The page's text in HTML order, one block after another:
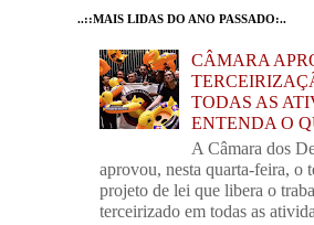
..::MAIS LIDAS DO ANO PASSADO:..
CÂMARA
TODAS AS
ENTENDA O
A Câmara dos
aprovou, nesta quarta-feira, o
projeto de lei que libera o
terceirizado em todas as